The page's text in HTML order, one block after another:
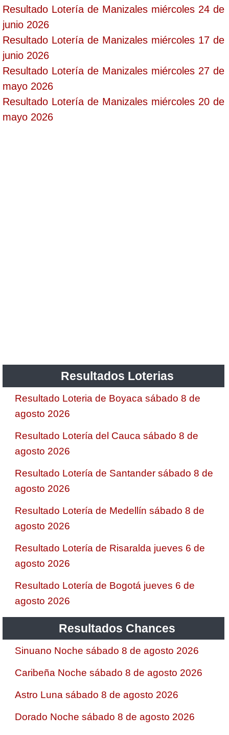
Resultado Lotería de Manizales miércoles 24 de
junio 2026
Resultado Lotería de Manizales miércoles 17 de
junio 2026
Resultado Lotería de Manizales miércoles 27 de
mayo 2026
Resultado Lotería de Manizales miércoles 20 de
mayo 2026
Resultados Loterias
Resultado Loteria de Boyaca sábado 8 de
agosto 2026
Resultado Lotería del Cauca sábado 8 de
agosto 2026
Resultado Lotería de Santander sábado 8 de
agosto 2026
Resultado Lotería de Medellín sábado 8 de
agosto 2026
Resultado Lotería de Risaralda jueves 6 de
agosto 2026
Resultado Lotería de Bogotá jueves 6 de
agosto 2026
Resultados Chances
Sinuano Noche sábado 8 de agosto 2026
Caribeña Noche sábado 8 de agosto 2026
Astro Luna sábado 8 de agosto 2026
Dorado Noche sábado 8 de agosto 2026